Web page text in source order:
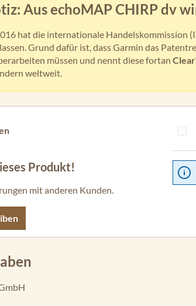
Aus echoMAP CHIRP dv
hat die internationale Handelskommission
Grund dafür ist, dass Garmin das
müssen und nennt diese fortan
weltweit.
von 0 von 5 Sternen
Produkt!
mit anderen Kunden.